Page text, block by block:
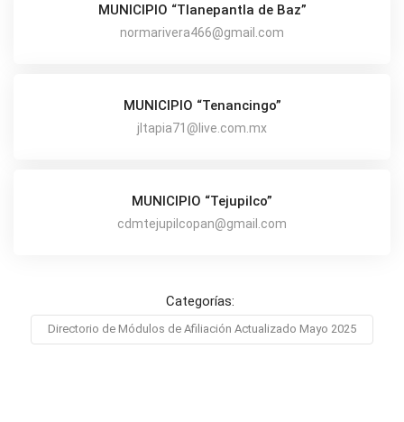
MUNICIPIO “Tlanepantla de Baz”
normarivera466@gmail.com
MUNICIPIO “Tenancingo”
jltapia71@live.com.mx
MUNICIPIO “Tejupilco”
cdmtejupilcopan@gmail.com
Categorías:
Directorio de Módulos de Afiliación Actualizado Mayo 2025